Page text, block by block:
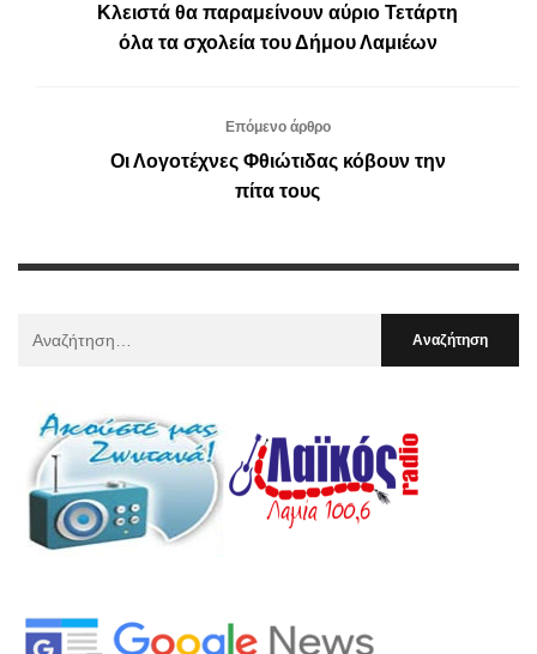
Κλειστά θα παραμείνουν αύριο Τετάρτη
όλα τα σχολεία του Δήμου Λαμιέων
Επόμενο άρθρο
Οι Λογοτέχνες Φθιώτιδας κόβουν την
πίτα τους